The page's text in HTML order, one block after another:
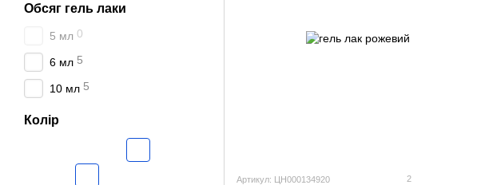
Артикул: ЦН000134920 2
Обсяг гель лаки
5 мл 0
6 мл 5
10 мл 5
Колір